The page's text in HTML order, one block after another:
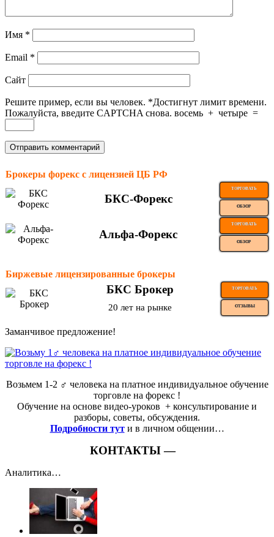
Имя *
Email *
Сайт
Решите пример, если вы человек. *Достигнут лимит времени.
Пожалуйста, введите CAPTCHA снова. восемь + четыре =
Брокеры форекс с лицензией ЦБ РФ
БКС-Форекс
ТОРГОВАТЬ
ОБЗОР
Альфа-Форекс
ТОРГОВАТЬ
ОБЗОР
Биржевые лицензированные брокеры
БКС Брокер ТОРГОВАТЬ
20 лет на рынке ОТЗЫВЫ
Заманчивое предложение!
Возьмем 1-2 ‍♂️ человека на платное индивидуальное обучение
торговле на форекс !
Обучение на основе видео-уроков ️ + консультирование и
разборы, советы, обсуждения.
Подробности тут и в личном общении…
КОНТАКТЫ —
Аналитика…